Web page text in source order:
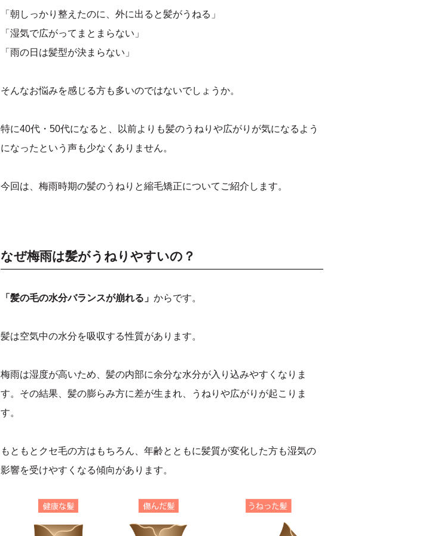
「朝しっかり整えたのに、外に出ると髪がうねる」
「湿気で広がってまとまらない」
「雨の日は髪型が決まらない」
そんなお悩みを感じる方も多いのではないでしょうか。
特に40代・50代になると、以前よりも髪のうねりや広がりが気になるよう
になったという声も少なくありません。
今回は、梅雨時期の髪のうねりと縮毛矯正についてご紹介します。
なぜ梅雨は髪がうねりやすいの？
「髪の毛の水分バランスが崩れる」 からです。
髪は空気中の水分を吸収する性質があります。
梅雨は湿度が高いため、髪の内部に余分な水分が入り込みやすくなりま
す。その結果、髪の膨らみ方に差が生まれ、うねりや広がりが起こりま
す。
もともとクセ毛の方はもちろん、年齢とともに髪質が変化した方も湿気の
影響を受けやすくなる傾向があります。